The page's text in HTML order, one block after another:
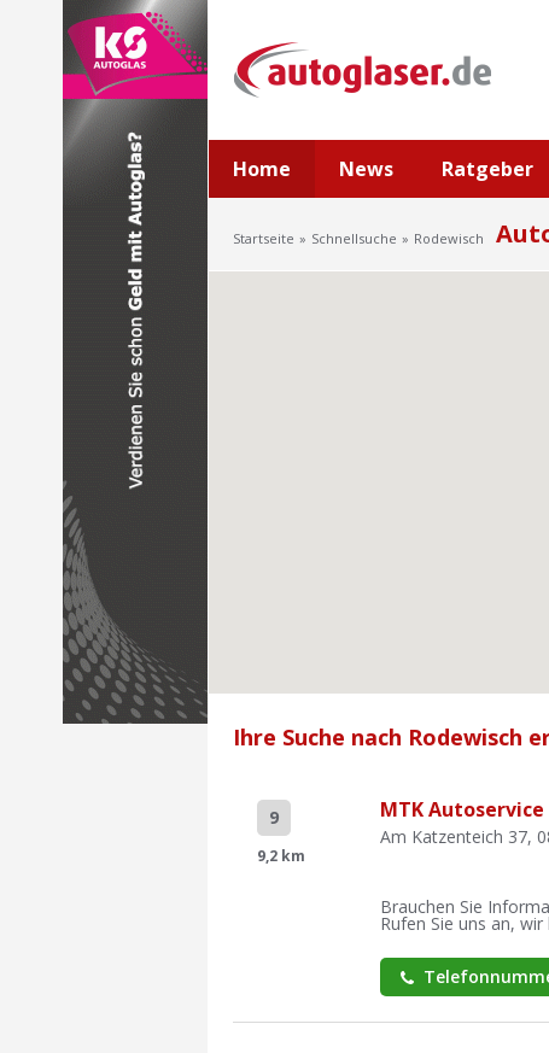
Home News Ratgeber
Startseite Schnellsuche Rodewisch
Ihre Suche nach Rodewisch
9
9,2 km
MTK Autoservice
Am Katzenteich 37,
Brauchen Sie
Rufen Sie uns an,